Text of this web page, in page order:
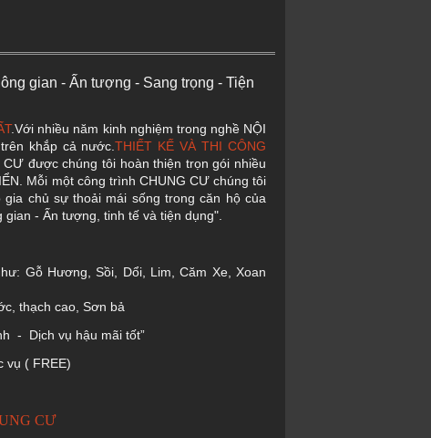
gian - Ấn tượng - Sang trọng - Tiện
.Với nhiều năm kinh nghiệm trong nghề NỘI
khắp cả nước.THIẾT KẾ VÀ THI CÔNG
được chúng tôi hoàn thiện trọn gói nhiều
Mỗi một công trình CHUNG CƯ chúng tôi
chủ sự thoải mái sống trong căn hộ của
- Ấn tượng, tinh tế và tiện dụng".
Gỗ Hương, Sồi, Dổi, Lim, Căm Xe, Xoan
thạch cao, Sơn bả
- Dịch vụ hậu mãi tốt”
FREE)
CƯ